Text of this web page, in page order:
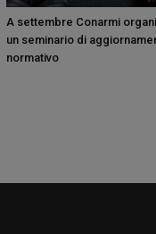
A settembre Conarmi
un seminario di
normativo